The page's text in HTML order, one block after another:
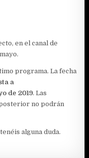
en el canal de
programa. La fecha
a
de 2019. Las
no podrán
alguna duda.